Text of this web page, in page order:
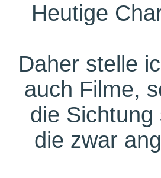
Heutige
Daher stelle
auch Filme,
die
die zwar